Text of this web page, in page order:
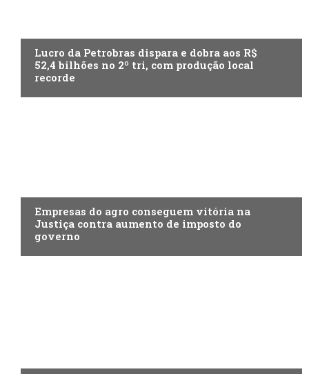
Lucro da Petrobras dispara e dobra aos R$
52,4 bilhões no 2º tri, com produção local
recorde
Empresas do agro conseguem vitória na
Justiça contra aumento de imposto do
governo